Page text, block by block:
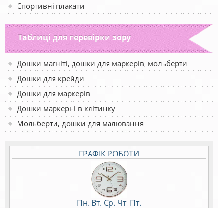
Спортивні плакати
Таблиці для перевірки зору
Дошки магніті, дошки для маркерів, мольберти
Дошки для крейди
Дошки для маркерів
Дошки маркерні в клітинку
Мольберти, дошки для малювання
ГРАФІК РОБОТИ
Пн. Вт. Ср. Чт. Пт.